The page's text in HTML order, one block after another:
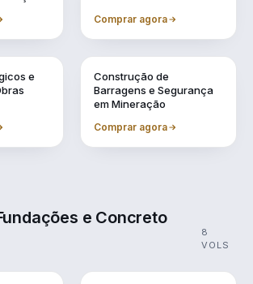
Comprar agora
e
Construção de
Barragens e Segurança
em Mineração
Comprar agora
e Concreto
8
VOLS